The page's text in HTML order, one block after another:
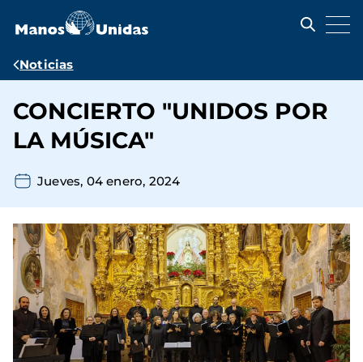
contenido
Ruta
navegación
Noticias
CONCIERTO "UNIDOS POR
LA MÚSICA"
Jueves, 04 enero, 2024